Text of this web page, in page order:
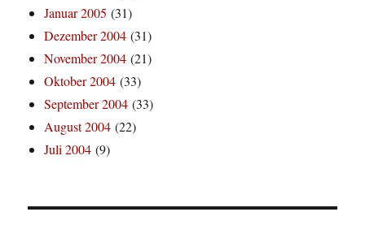
Januar 2005 (31)
Dezember 2004 (31)
November 2004 (21)
Oktober 2004 (33)
September 2004 (33)
August 2004 (22)
Juli 2004 (9)